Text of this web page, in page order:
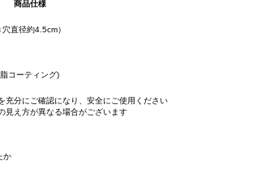
商品仕様
直径約4.5cm）
コーティング)
充分にご確認になり、安全にご使用ください
見え方が異なる場合がございます
か